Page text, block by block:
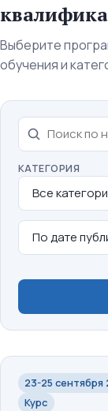
Выберите
обучения и
ПОИСК
КАТЕГОРИЯ
СОРТИРОВКА
23-25 сентября
Курс